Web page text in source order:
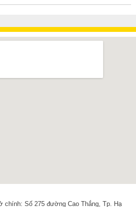
V5I3308Wđược trang bịbộ vi xử lý
độ xung nhịp tối đa tới 3.4 GHz, đảm bảo
chính: Số 275 đường Cao Thắng, Tp. Hạ